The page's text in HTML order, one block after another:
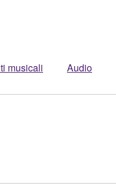
musicali Audio